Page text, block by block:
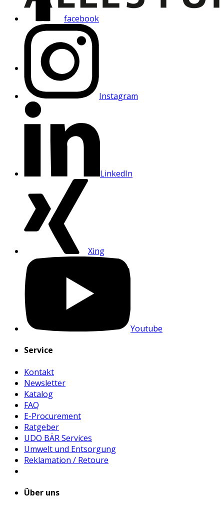
facebook
Instagram
LinkedIn
Xing
Youtube
Service
Kontakt
Newsletter
Katalog
FAQ
E-Procurement
Ratgeber
UDO BÄR Services
Umwelt und Entsorgung
Reklamation / Retoure
Über uns